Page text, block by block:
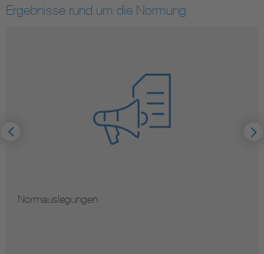
Ergebnisse rund um die Normung
Normauslegungen